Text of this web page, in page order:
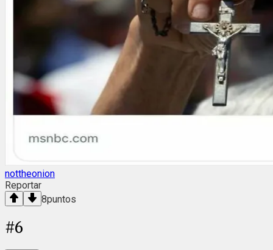
nottheonion
Reportar
8puntos
#6